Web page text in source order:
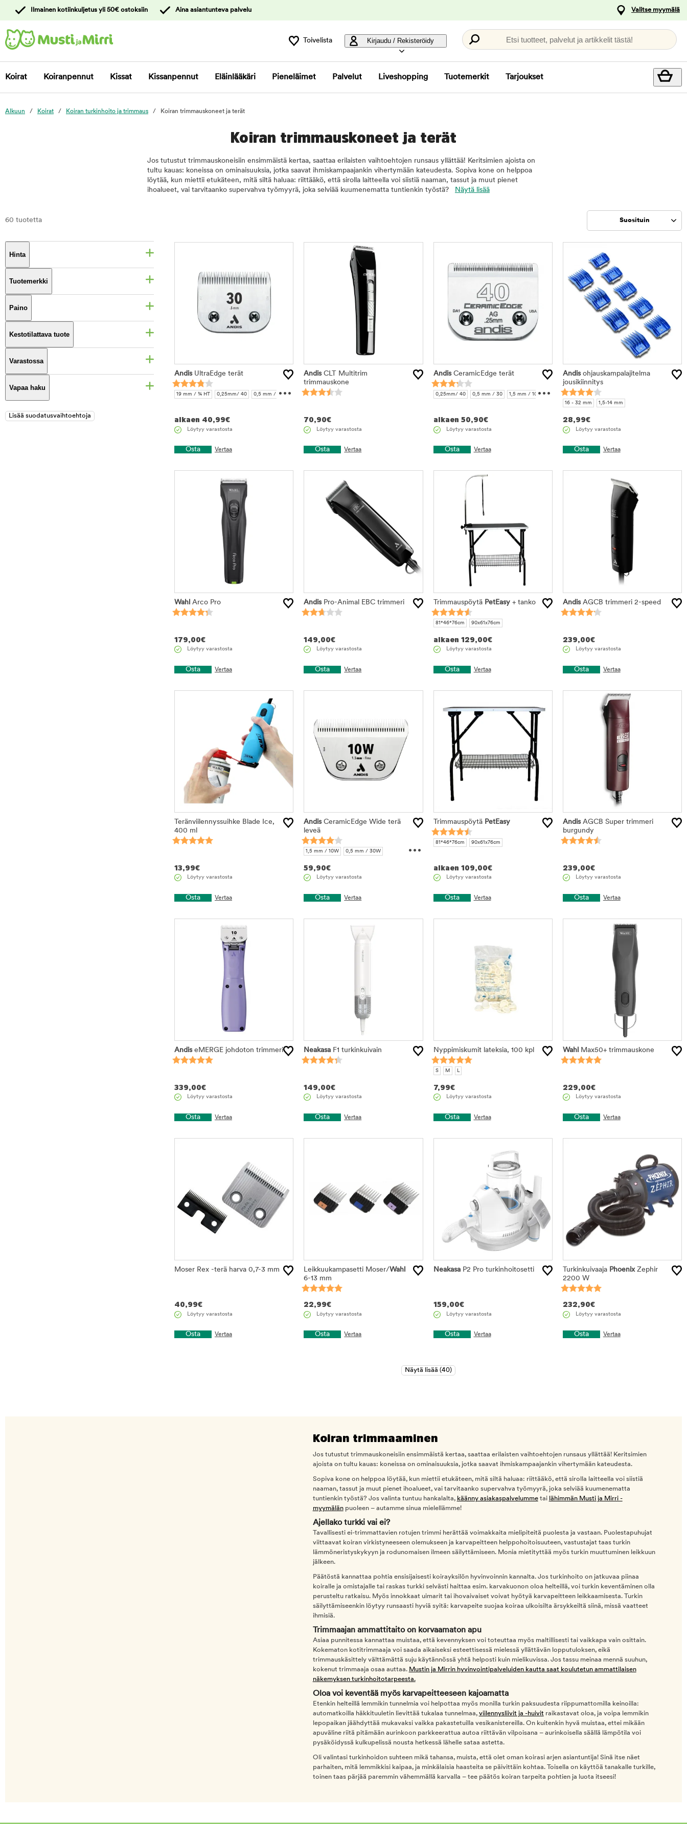
asiakaspalveluun
Ilmainen kotiinkuljetus yli 50€ ostoksiin Aina asiantunteva palvelu Valitse myymälä
Toivelista Kirjaudu / Rekisteröidy Etsi tuotteet, palvelut ja artikkelit tästä!
Koirat Koiranpennut Kissat Kissanpennut Eläinlääkäri Pieneläimet Palvelut Liveshopping Tuotemerkit Tarjoukset
Alkuun Koirat Koiran turkinhoito ja trimmaus Koiran trimmauskoneet ja terät
Koiran trimmauskoneet ja terät
Jos tutustut trimmauskoneisiin ensimmäistä kertaa, saattaa erilaisten vaihtoehtojen runsaus yllättää! Keritsimien ajoista on
tultu kauas: koneissa on ominaisuuksia, jotka saavat ihmiskampaajankin vihertymään kateudesta. Sopiva kone on helppoa
löytää, kun miettii etukäteen, mitä siltä haluaa: riittääkö, että sirolla laitteella voi siistiä naaman, tassut ja muut pienet
ihoalueet, vai tarvitaanko supervahva työmyyrä, joka selviää kuumenematta tuntienkin työstä? Näytä lisää
60 tuotetta
Hinta
Tuotemerkki
Paino
Kestotilattava tuote
Varastossa
Vapaa haku
tuotteet
Suosituin
AndisUltraEdge terät
19 mm / ¾ HT 0,25mm/ 40
0,5 mm / 30
3,2 mm / 7
3,2 mm / 7 FC
6,3mm / 5
...
alkaen 40,99€
Löytyy varastosta
Osta Vertaa
AndisCLT Multitrim
trimmauskone
70,90€
Löytyy varastosta
Osta Vertaa
AndisCeramicEdge terät
0,25mm/ 40 0,5 mm / 30
1,5 mm / 10 ...
alkaen 50,90€
Löytyy varastosta
Osta Vertaa
Andisohjauskampalajitelma
jousikiinnitys
16 - 32 mm 1,5-14 mm
28,99€
Löytyy varastosta
Osta Vertaa
Wahl Arco Pro
179,00€
Löytyy varastosta
Osta Vertaa
AndisPro-Animal EBC trimmeri
149,00€
Löytyy varastosta
Osta Vertaa
Trimmauspöytä PetEasy+ tanko
81*46*76cm 90x61x76cm
alkaen 129,00€
Löytyy varastosta
Osta Vertaa
AndisAGCB trimmeri 2-speed
239,00€
Löytyy varastosta
Osta Vertaa
Teränviilennyssuihke Blade Ice,
400 ml
13,99€
Löytyy varastosta
Osta Vertaa
AndisCeramicEdge Wide terä
leveä
1,5 mm / 10W
0,5 mm / 30W
3,2 mm / 7FW
...
59,90€
Löytyy varastosta
Osta Vertaa
Trimmauspöytä PetEasy
81*46*76cm 90x61x76cm
alkaen 109,00€
Löytyy varastosta
Osta Vertaa
AndisAGCB Super trimmeri
burgundy
239,00€
Löytyy varastosta
Osta Vertaa
AndiseMERGE johdoton trimmeri
339,00€
Löytyy varastosta
Osta Vertaa
Neakasa F1 turkinkuivain
149,00€
Löytyy varastosta
Osta Vertaa
Nyppimiskumit lateksia, 100 kpl
S M L
7,99€
Löytyy varastosta
Osta Vertaa
Wahl Max50+ trimmauskone
229,00€
Löytyy varastosta
Osta Vertaa
Moser Rex -terä harva 0,7-3 mm
40,99€
Löytyy varastosta
Osta Vertaa
Leikkuukampasetti Moser/Wahl
6-13 mm
22,99€
Löytyy varastosta
Osta Vertaa
NeakasaP2 Pro turkinhoitosetti
159,00€
Löytyy varastosta
Osta Vertaa
Turkinkuivaaja PhoenixZephir
2200 W
232,90€
Löytyy varastosta
Osta Vertaa
Koiran trimmaaminen
Jos tutustut trimmauskoneisiin ensimmäistä kertaa, saattaa erilaisten vaihtoehtojen runsaus yllättää! Keritsimien
ajoista on tultu kauas: koneissa on ominaisuuksia, jotka saavat ihmiskampaajankin vihertymään kateudesta.
Sopiva kone on helppoa löytää, kun miettii etukäteen, mitä siltä haluaa: riittääkö, että sirolla laitteella voi siistiä
naaman, tassut ja muut pienet ihoalueet, vai tarvitaanko supervahva työmyyrä, joka selviää kuumenematta
tuntienkin työstä? Jos valinta tuntuu hankalalta, käänny asiakaspalvelummetai lähimmän Musti ja Mirri -
myymälänpuoleen – autamme sinua mielellämme!
Ajellako turkki vai ei?
Tavallisesti ei-trimmattavien rotujen trimmi herättää voimakkaita mielipiteitä puolesta ja vastaan. Puolestapuhujat
viittaavat koiran virkistyneeseen olemukseen ja karvapeitteen helppohoitoisuuteen, vastustajat taas turkin
lämmöneristyskykyyn ja rodunomaisen ilmeen säilyttämiseen. Monia mietityttää myös turkin muuttuminen leikkuun
jälkeen.
Päätöstä kannattaa pohtia ensisijaisesti koirayksilön hyvinvoinnin kannalta. Jos turkinhoito on jatkuvaa piinaa
koiralle ja omistajalle tai raskas turkki selvästi haittaa esim. karvakuonon oloa helteillä, voi turkin keventäminen olla
perusteltu ratkaisu. Myös innokkaat uimarit tai ihovaivaiset voivat hyötyä karvapeitteen leikkaamisesta. Turkin
säilyttämiseenkin löytyy runsaasti hyviä syitä: karvapeite suojaa koiraa ulkoisilta ärsykkeiltä siinä, missä vaatteet
ihmisiä.
Trimmaajan ammattitaito on korvaamaton apu
Asiaa punnitessa kannattaa muistaa, että kevennyksen voi toteuttaa myös maltillisesti tai vaikkapa vain osittain.
Kokematon kotitrimmaaja voi saada aikaiseksi esteettisessä mielessä yllättävän lopputuloksen, eikä
trimmauskäsittely välttämättä suju käytännössä yhtä helposti kuin mielikuvissa. Jos tassu meinaa mennä suuhun,
kokenut trimmaaja osaa auttaa. Mustin ja Mirrin hyvinvointipalveluiden kautta saat koulutetun ammattilaisen
näkemyksen turkinhoitotarpeesta.
Oloa voi keventää myös karvapeitteeseen kajoamatta
Etenkin helteillä lemmikin tunnelmia voi helpottaa myös monilla turkin paksuudesta riippumattomilla keinoilla:
automatkoilla häkkituuletin lievittää tukalaa tunnelmaa, viilennysliivit ja -huivit raikastavat oloa, ja voipa lemmikin
lepopaikan jäähdyttää mukavaksi vaikka pakastetuilla vesikanistereilla. On kuitenkin hyvä muistaa, ettei mikään
apuväline riitä pitämään aurinkoon parkkeerattua autoa riittävän vilpoisana – aurinkoisella säällä lämpötila voi
pysäköidyssä kulkupelissä nousta hetkessä lähelle sataa astetta.
Oli valintasi turkinhoidon suhteen mikä tahansa, muista, että olet oman koirasi arjen asiantuntija! Sinä itse näet
parhaiten, mitä lemmikkisi kaipaa, ja minkälaisia haasteita se päivittäin kohtaa. Toisella on käyttöä tanakalle turkille,
toinen taas pärjää paremmin vähemmällä karvalla – tee päätös koiran tarpeita pohtien ja luota itseesi!